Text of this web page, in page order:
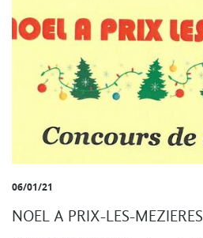
06/01/21
NOEL A PRIX-LES-MEZIERES